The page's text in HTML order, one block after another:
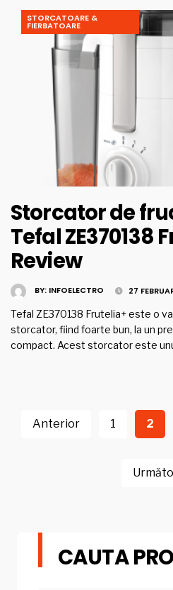
STORCATOARE &
FIERBATOARE
Storcator de
Tefal ZE370138
Review
BY: INFOELECTRO 27
Tefal ZE370138 Frutelia+ este o
storcator, fiind foarte bun, la un
compact. Acest storcator este
Anterior 1 2
CAUTA